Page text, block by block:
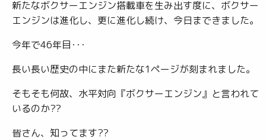
新たなボクサーエンジン搭載車を生み出す度に、ボクサー
エンジンは進化し、更に進化し続け、今日まできました。
今年で46年目･･･
長い長い歴史の中にまた新たな1ページが刻まれました。
そもそも何故、水平対向『ボクサーエンジン』と言われて
いるのか??
皆さん、知ってます??